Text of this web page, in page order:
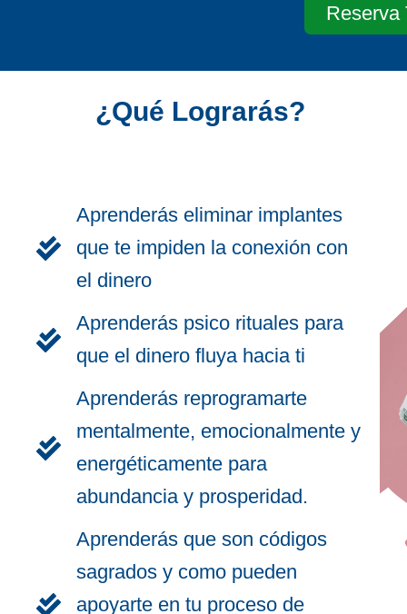
Reserva
¿Qué Lograrás?
Aprenderás eliminar implantes
que te impiden la conexión con
el dinero
Aprenderás psico rituales para
que el dinero fluya hacia ti
Aprenderás reprogramarte
mentalmente, emocionalmente y
energéticamente para
abundancia y prosperidad.
Aprenderás que son códigos
sagrados y como pueden
apoyarte en tu proceso de